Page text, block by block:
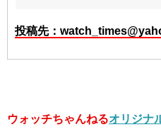
投稿先：
ウォッチちゃんねるオリジナ